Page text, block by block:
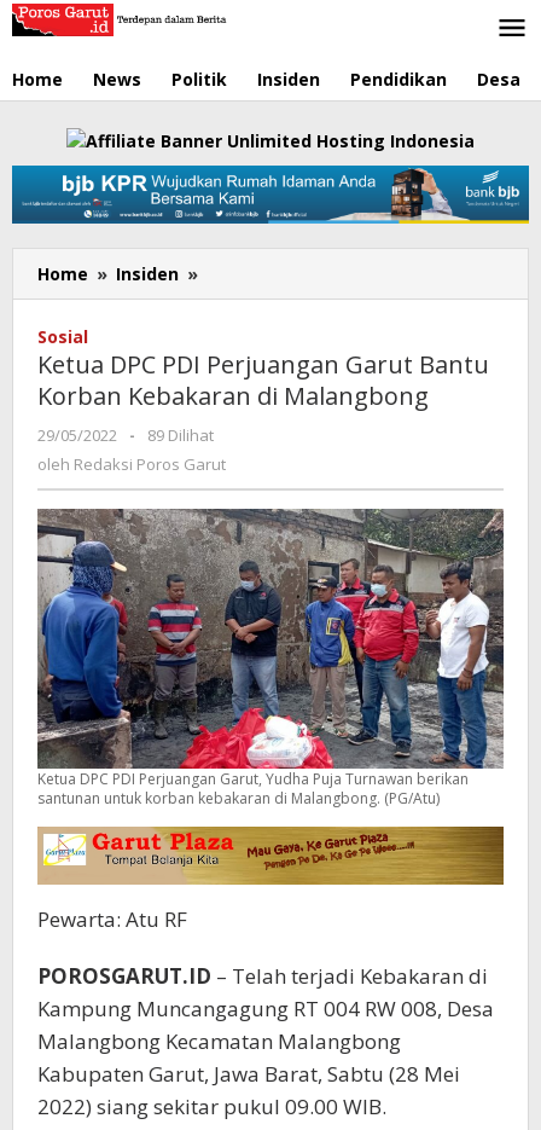
Lewati
ke
Home News Politik Insiden Pendidikan Desa
Home » Insiden »
DPC
Garut
Bantu
Korban
di
Sosial
Ketua DPC PDI Perjuangan Garut Bantu
Korban Kebakaran di Malangbong
29/05/2022
oleh
Redaksi
Garut
-
89 Dilihat
oleh Redaksi Poros Garut
Ketua DPC PDI Perjuangan Garut, Yudha Puja Turnawan berikan
santunan untuk korban kebakaran di Malangbong. (PG/Atu)
Pewarta: Atu RF
POROSGARUT.ID – Telah terjadi Kebakaran di
Kampung Muncangagung RT 004 RW 008, Desa
Malangbong Kecamatan Malangbong
Kabupaten Garut, Jawa Barat, Sabtu (28 Mei
2022) siang sekitar pukul 09.00 WIB.